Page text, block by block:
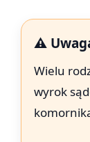
⚠️
Wielu
wyrok